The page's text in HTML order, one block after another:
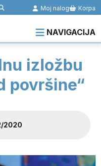
Moj nalog Korpa
NAVIGACIJA
izložbu
površine“
2020